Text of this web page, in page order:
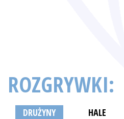
ROZGRYWKI:
DRUŻYNY HALE